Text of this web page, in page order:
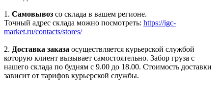
1. Самовывоз со склада в вашем регионе.
Точный адрес склада можно посмотреть: https://igc-
market.ru/contacts/stores/
2. Доставка заказа осуществляется курьерской службой
которую клиент вызывает самостоятельно. Забор груза с
нашего склада по будням с 9.00 до 18.00. Стоимость доставки
зависит от тарифов курьерской службы.